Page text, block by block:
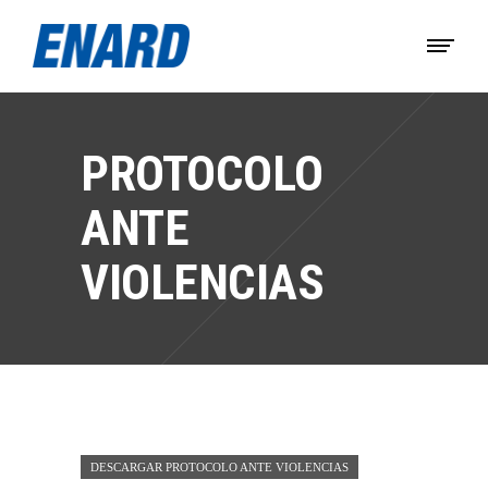
PROTOCOLO
ANTE
VIOLENCIAS
DESCARGAR PROTOCOLO ANTE VIOLENCIAS